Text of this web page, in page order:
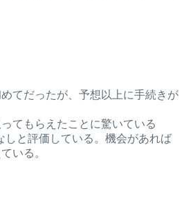
てだったが、予想以上に手続きが
てもらえたことに驚いている
しと評価している。機会があれば
いる。